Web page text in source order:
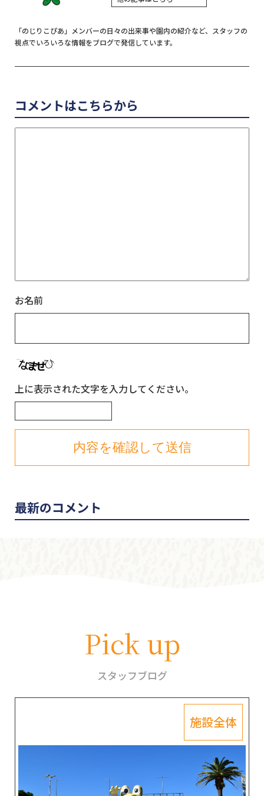
「のじりこぴあ」メンバーの日々の出来事や園内の紹介など、スタッフの
視点でいろいろな情報をブログで発信しています。
コメントはこちらから
お名前
上に表示された文字を入力してください。
最新のコメント
Pick up
スタッフブログ
施設全体